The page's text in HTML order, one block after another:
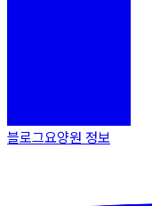
블로그요양원 정보